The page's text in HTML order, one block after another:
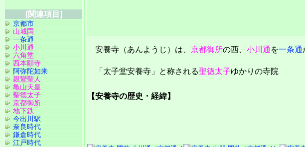
安養寺（あんようじ）は、 京都御所の西、 小川通 を一条通
「太子堂安養寺」と称される聖徳太子ゆかりの寺院
【安養寺の歴史・経緯】
[関連項目]
京都市
山城国
一条通
小川通
六角堂
西本願寺
阿弥陀如来
親鸞聖人
亀山天皇
聖徳太子
京都御所
地下鉄
今出川駅
奈良時代
鎌倉時代
江戸時代